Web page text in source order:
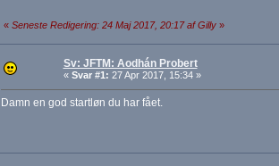
« Seneste Redigering: 24 Maj 2017, 20:17 af Gilly»
Sv: JFTM: Aodhán Probert
« Svar #1: 27 Apr 2017, 15:34 »
Damn en god startløn du har fået.